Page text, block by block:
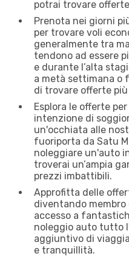
potrai trovare
Prenota nei giorni
per trovare voli
generalmente tra
tendono ad essere
e durante l’alta
a metà settimana o
di trovare offerte
Esplora le offerte
intenzione di
un'occhiata alle
fuoriporta da Satu
noleggiare un'auto
troverai un’ampia
prezzi imbattibili.
Approfitta delle
diventando membro
accesso a
noleggio auto tutto
aggiuntivo di
e tranquillità.